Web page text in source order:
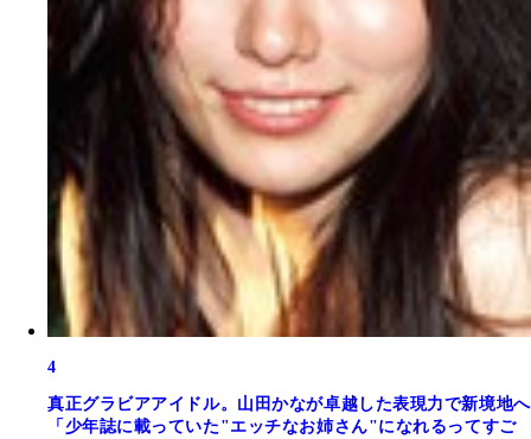
4
真正グラビアアイドル。山田かなが卓越した表現力で新境地へ
「少年誌に載っていた"エッチなお姉さん"になれるってすご